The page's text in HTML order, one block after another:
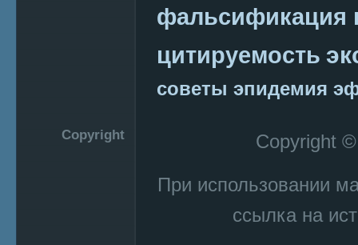
фальсификация
цитируемость
советы эпидемия
Copyright
Copyright
При использовании
ссылка на